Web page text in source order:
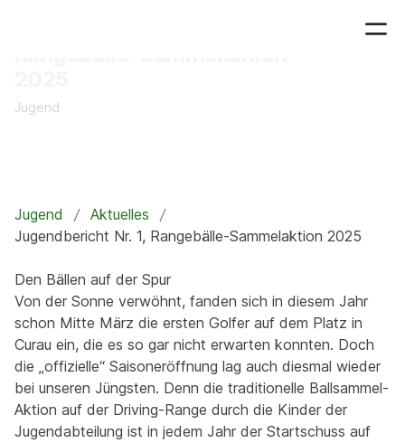
Jugend
Jugend
Aktuelles
Jugendbericht Nr. 1, Rangebälle-Sammelaktion 2025
Den Bällen auf der Spur
Von der Sonne verwöhnt, fanden sich in diesem Jahr
schon Mitte März die ersten Golfer auf dem Platz in
Curau ein, die es so gar nicht erwarten konnten. Doch
die „offizielle“ Saisoneröffnung lag auch diesmal wieder
bei unseren Jüngsten. Denn die traditionelle Ballsammel-
Aktion auf der Driving-Range durch die Kinder der
Jugendabteilung ist in jedem Jahr der Startschuss auf